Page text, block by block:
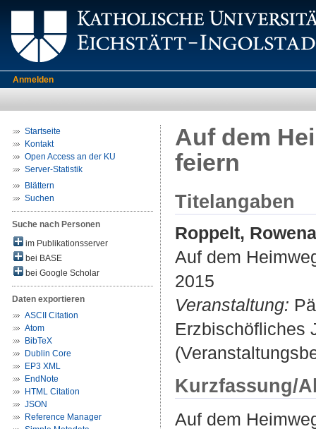
Anmelden
Startseite
Kontakt
Open Access an der KU
Server-Statistik
Blättern
Suchen
Suche nach Personen
im Publikationsserver
bei BASE
bei Google Scholar
Daten exportieren
ASCII Citation
Atom
BibTeX
Dublin Core
EP3 XML
EndNote
HTML Citation
JSON
Reference Manager
Auf dem
feiern
Titelangaben
Roppelt, Rowena
Auf dem
2015
Veranstaltung:
Erzbischöfliches
Kurzfassung/
Auf dem